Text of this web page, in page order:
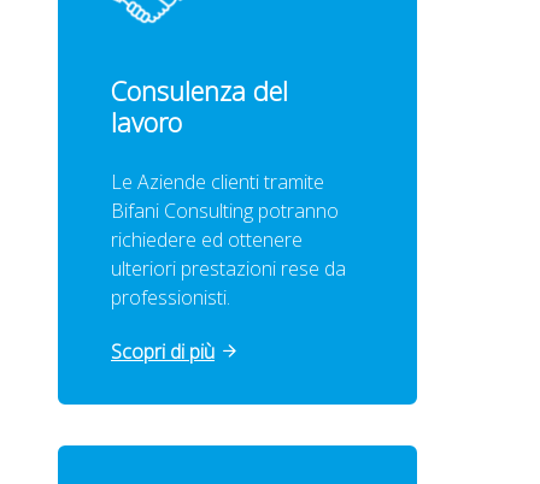
Consulenza del
lavoro
Le Aziende clienti tramite
Bifani Consulting potranno
richiedere ed ottenere
ulteriori prestazioni rese da
professionisti.
Scopri di più